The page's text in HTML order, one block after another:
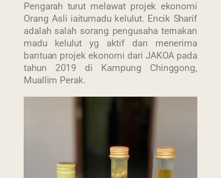
Pengarah turut melawat projek ekonomi
Orang Asli iaitumadu kelulut. Encik Sharif
adalah salah sorang pengusaha ternakan
madu kelulut yg aktif dan menerima
bantuan projek ekonomi dari JAKOA pada
tahun 2019 di Kampung Chinggong,
Muallim Perak.